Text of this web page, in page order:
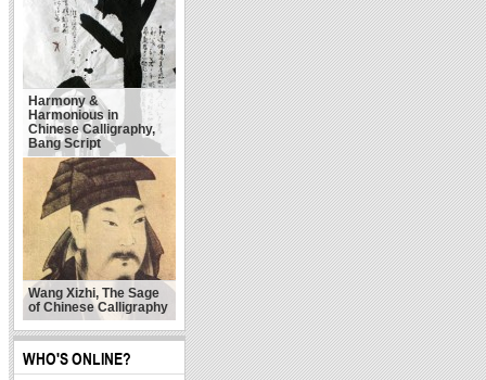
Harmony &
Harmonious in
Chinese Calligraphy,
Bang Script
Wang Xizhi, The Sage
of Chinese Calligraphy
WHO'S ONLINE?